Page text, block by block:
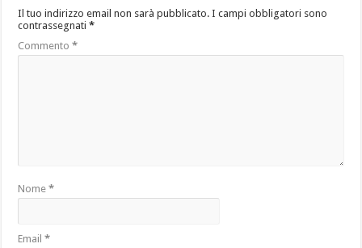
Il tuo indirizzo email non sarà pubblicato. I campi obbligatori sono
contrassegnati*
Commento*
Nome*
Email*